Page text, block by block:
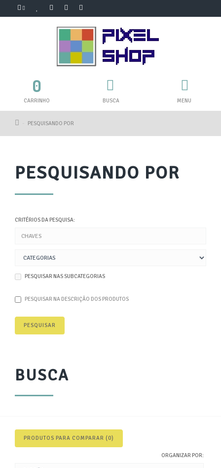
MENU
BUSCA
0
CARRINHO
PESQUISANDO POR
PESQUISANDO POR
CRITÉRIOS DA PESQUISA:
PESQUISAR NAS SUBCATEGORIAS
PESQUISAR NA DESCRIÇÃO DOS PRODUTOS
BUSCA
PRODUTOS PARA COMPARAR (0)
ORGANIZAR POR: